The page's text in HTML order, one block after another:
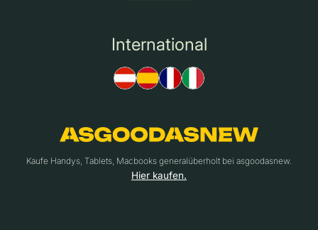
International
Kaufe Handys, Tablets, Macbooks generalüberholt bei asgoodasnew.
Hier kaufen.